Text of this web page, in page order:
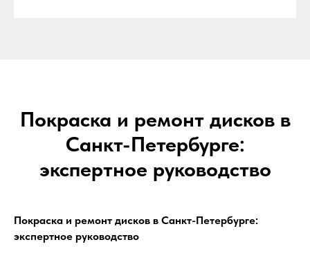
Покраска и ремонт дисков в
Санкт-Петербурге:
экспертное руководство
Покраска и ремонт дисков в Санкт-Петербурге:
экспертное руководство